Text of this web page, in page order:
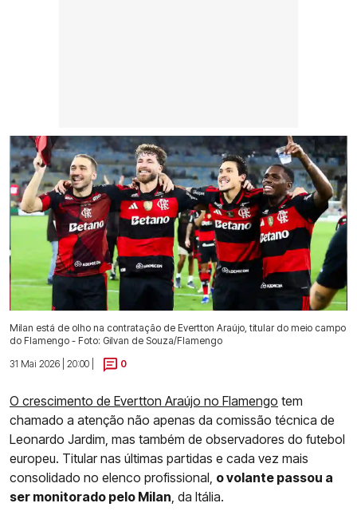
Milan está de olho na contratação de Evertton Araújo, titular do meio campo
do Flamengo - Foto: Gilvan de Souza/Flamengo
31 Mai 2026 | 20:00 |
0
O crescimento de Evertton Araújo no Flamengo tem
chamado a atenção não apenas da comissão técnica de
Leonardo Jardim, mas também de observadores do futebol
europeu. Titular nas últimas partidas e cada vez mais
consolidado no elenco profissional, o volante passou a
ser monitorado pelo Milan , da Itália.